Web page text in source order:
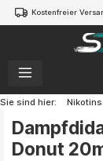
springen
Kostenfreier
Sie sind hier:
Donut